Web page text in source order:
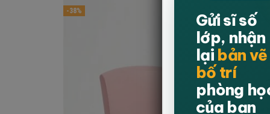
-38%
Gửi sĩ số
lớp, nhận
lại bản vẽ
bố trí
phòng
của bạn